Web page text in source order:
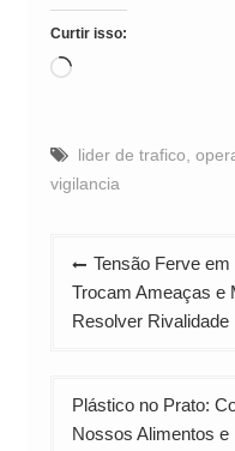
Curtir isso:
Carregando...
lider de trafico
vigilancia
Navegação
de
Post
Tensão Ferve em
Trocam Ameaças e
Resolver Rivalidade
Plástico no Prato:
Nossos Alimentos